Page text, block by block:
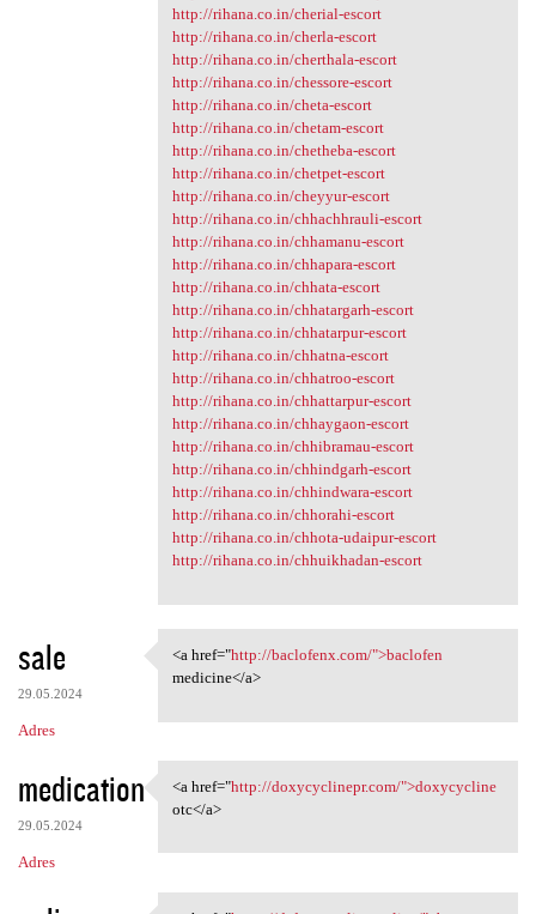
http://rihana.co.in/cherial-escort
http://rihana.co.in/cherla-escort
http://rihana.co.in/cherthala-escort
http://rihana.co.in/chessore-escort
http://rihana.co.in/cheta-escort
http://rihana.co.in/chetam-escort
http://rihana.co.in/chetheba-escort
http://rihana.co.in/chetpet-escort
http://rihana.co.in/cheyyur-escort
http://rihana.co.in/chhachhrauli-escort
http://rihana.co.in/chhamanu-escort
http://rihana.co.in/chhapara-escort
http://rihana.co.in/chhata-escort
http://rihana.co.in/chhatargarh-escort
http://rihana.co.in/chhatarpur-escort
http://rihana.co.in/chhatna-escort
http://rihana.co.in/chhatroo-escort
http://rihana.co.in/chhattarpur-escort
http://rihana.co.in/chhaygaon-escort
http://rihana.co.in/chhibramau-escort
http://rihana.co.in/chhindgarh-escort
http://rihana.co.in/chhindwara-escort
http://rihana.co.in/chhorahi-escort
http://rihana.co.in/chhota-udaipur-escort
http://rihana.co.in/chhuikhadan-escort
sale
29.05.2024
Adres
<a href="http://baclofenx.com
<a href="http://baclofenx.com/">baclofen
medicine</a>
medication
29.05.2024
Adres
<a href="http://doxycyclinepr
<a href="http://doxycyclinepr.com/">doxycycline
otc</a>